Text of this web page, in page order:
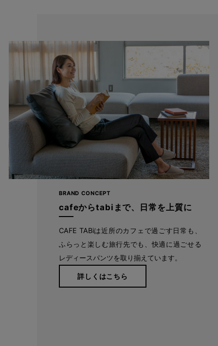
BRAND CONCEPT
cafeからtabiまで、日常を上質に
CAFE TABiは近所のカフェで過ごす日常も、
ふらっと楽しむ旅行先でも、快適に過ごせる
レディースパンツを取り揃えています。
詳しくはこちら